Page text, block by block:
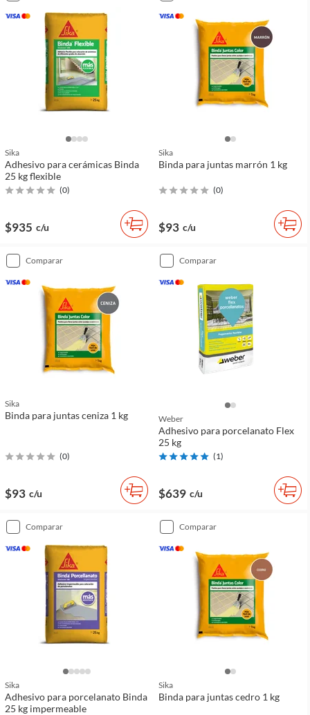
Sika
Adhesivo para cerámicas Binda
25 kg flexible
(0)
$935 c/u
Sika
Binda para juntas marrón 1 kg
(0)
$93 c/u
comparar
Sika
Binda para juntas ceniza 1 kg
(0)
$93 c/u
comparar
Weber
Adhesivo para porcelanato Flex
25 kg
(1)
$639 c/u
comparar
Sika
Adhesivo para porcelanato Binda
25 kg impermeable
comparar
Sika
Binda para juntas cedro 1 kg